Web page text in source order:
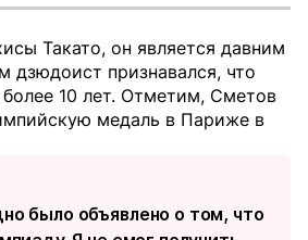
Такато, он является давним
дзюдоист признавался, что
10 лет. Отметим, Сметов
медаль в Париже в
было объявлено о том, что